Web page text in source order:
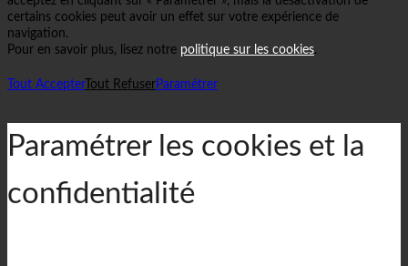
certains cookies peut avoir un effet sur votre expérience de
navigation.
Pour en savoir plus, lisez notre politique sur les cookies.
Tout AccepterTout RefuserParamétrer
Paramétrer les cookies et la
confidentialité